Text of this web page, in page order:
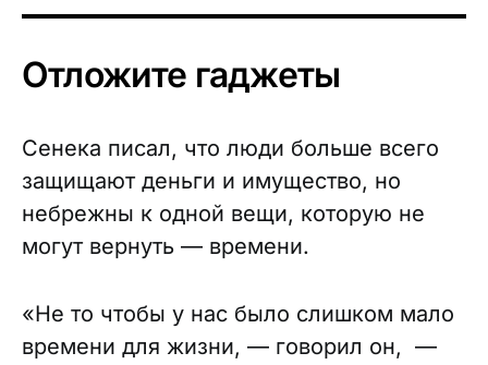
Отложите гаджеты
Сенека писал, что люди больше всего
защищают деньги и имущество, но
небрежны к одной вещи, которую не
могут вернуть — времени.
«Не то чтобы у нас было слишком мало
времени для жизни, — говорил он, —